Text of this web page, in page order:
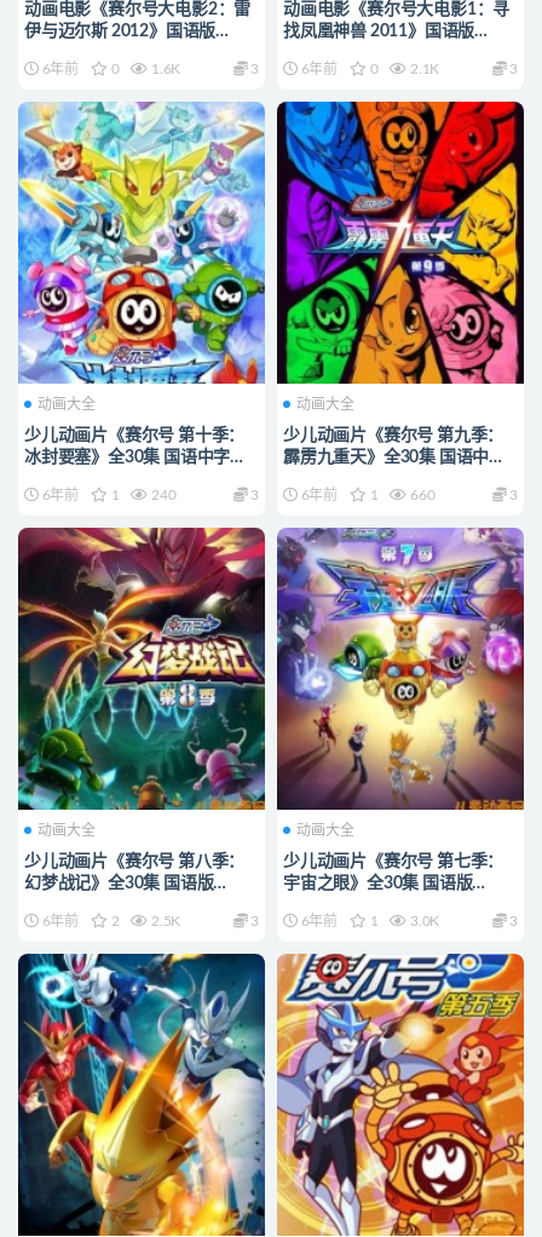
动画电影《赛尔号大电影2：雷
伊与迈尔斯 2012》国语版
号全集下载
6年前 0 1.6K 3
动画电影《赛尔号大电影1：寻
找凤凰神兽 2011》国语版
号全集下载
6年前 0 2.1K 3
动画大全
少儿动画片《赛尔号 第十季：
冰封要塞》全30集 国语中字
号全系列下载
6年前 1 240 3
动画大全
少儿动画片《赛尔号 第九季：
霹雳九重天》全30集 国语中字
号全系列下载
6年前 1 660 3
动画大全
少儿动画片《赛尔号 第八季：
幻梦战记》全30集 国语版
号全集下载
6年前 2 2.5K 3
动画大全
少儿动画片《赛尔号 第七季：
宇宙之眼》全30集 国语版
号全集下载
6年前 1 3.0K 3